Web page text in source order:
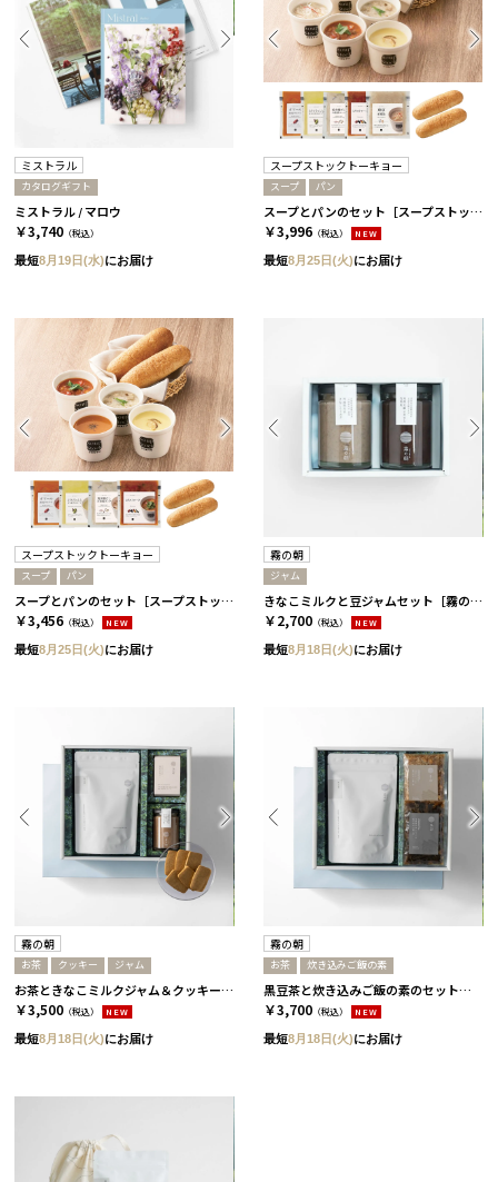
ミストラル
カタログギフト
ミストラル / マロウ
￥3,740 （税込）
最短8月19日(水)にお届け
スープストックトーキョー
スープ パン
スープとパンのセット［スープストックトーキョー］ 5パック
￥3,996 （税込） NEW
最短8月25日(火)にお届け
スープストックトーキョー
スープ パン
スープとパンのセット［スープストックトーキョー］ 4パック
￥3,456 （税込） NEW
最短8月25日(火)にお届け
霧の朝
ジャム
きなこミルクと豆ジャムセット［霧の朝］
￥2,700 （税込） NEW
最短8月18日(火)にお届け
霧の朝
お茶 クッキー ジャム
お茶ときなこミルクジャム＆クッキーセット［霧の朝］
￥3,500 （税込） NEW
最短8月18日(火)にお届け
霧の朝
お茶 炊き込みご飯の素
黒豆茶と炊き込みご飯の素のセット［霧の朝］
￥3,700 （税込） NEW
最短8月18日(火)にお届け